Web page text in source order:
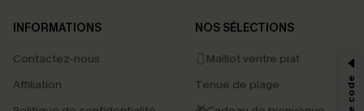
INFORMATIONS
Contactez-nous
Affiliation
NOS SÉLECTIONS
🩱Maillot ventre plat
Tenue de plage
PROFITEZ DE -15%
-15% dès 2 Achetés par E-mail
*Un code par commande, valable une seule fois.